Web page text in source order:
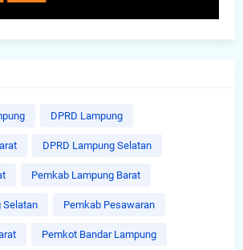
DPRD Lampung
DPRD Lampung Selatan
Pemkab Lampung Barat
Selatan Pemkab Pesawaran
Pemkot Bandar Lampung